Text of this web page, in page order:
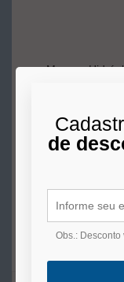
Macaco
10x
de
Obs.: